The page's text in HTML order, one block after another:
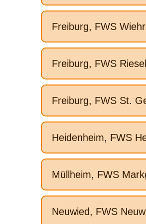
Freiburg, FWS
Freiburg, FWS
Freiburg, FWS St.
Heidenheim, FWS
Müllheim, FWS
Neuwied, FWS